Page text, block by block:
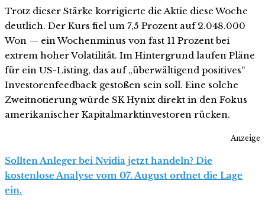
Trotz dieser Stärke korrigierte die Aktie diese Woche
deutlich. Der Kurs fiel um 7,5 Prozent auf 2.048.000
Won — ein Wochenminus von fast 11 Prozent bei
extrem hoher Volatilität. Im Hintergrund laufen Pläne
für ein US-Listing, das auf „überwältigend positives“
Investorenfeedback gestoßen sein soll. Eine solche
Zweitnotierung würde SK Hynix direkt in den Fokus
amerikanischer Kapitalmarktinvestoren rücken.
Anzeige
Sollten Anleger bei Nvidia jetzt handeln? Die
kostenlose Analyse vom 07. August ordnet die Lage
ein.